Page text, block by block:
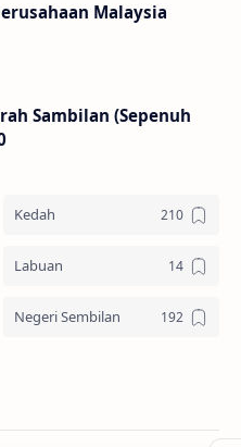
Malaysia
Sambilan (Sepenuh
Kedah
Labuan
Negeri Sembilan